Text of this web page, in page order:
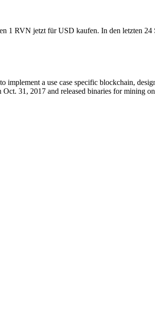
1 RVN jetzt für USD kaufen. In den letzten
implement a use case specific blockchain,
31, 2017 and released binaries for mining